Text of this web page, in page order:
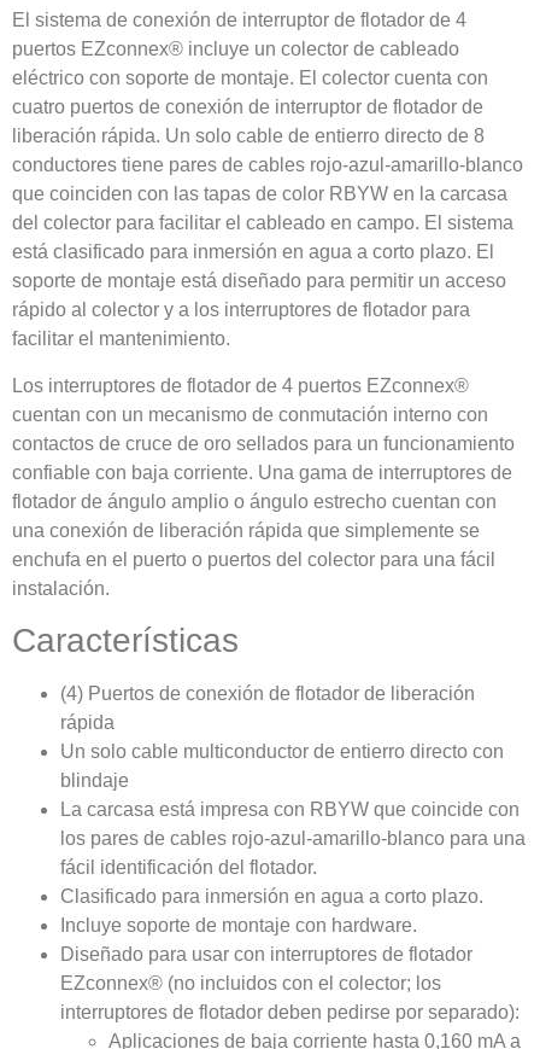
El sistema de conexión de interruptor de flotador de 4
puertos EZconnex® incluye un colector de cableado
eléctrico con soporte de montaje. El colector cuenta con
cuatro puertos de conexión de interruptor de flotador de
liberación rápida. Un solo cable de entierro directo de 8
conductores tiene pares de cables rojo-azul-amarillo-blanco
que coinciden con las tapas de color RBYW en la carcasa
del colector para facilitar el cableado en campo. El sistema
está clasificado para inmersión en agua a corto plazo. El
soporte de montaje está diseñado para permitir un acceso
rápido al colector y a los interruptores de flotador para
facilitar el mantenimiento.
Los interruptores de flotador de 4 puertos EZconnex®
cuentan con un mecanismo de conmutación interno con
contactos de cruce de oro sellados para un funcionamiento
confiable con baja corriente. Una gama de interruptores de
flotador de ángulo amplio o ángulo estrecho cuentan con
una conexión de liberación rápida que simplemente se
enchufa en el puerto o puertos del colector para una fácil
instalación.
Características
(4) Puertos de conexión de flotador de liberación
rápida
Un solo cable multiconductor de entierro directo con
blindaje
La carcasa está impresa con RBYW que coincide con
los pares de cables rojo-azul-amarillo-blanco para una
fácil identificación del flotador.
Clasificado para inmersión en agua a corto plazo.
Incluye soporte de montaje con hardware.
Diseñado para usar con interruptores de flotador
EZconnex® (no incluidos con el colector; los
interruptores de flotador deben pedirse por separado):
Aplicaciones de baja corriente hasta 0,160 mA a